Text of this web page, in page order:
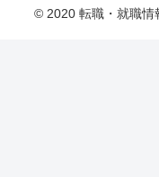
© 2020 転職・就職情